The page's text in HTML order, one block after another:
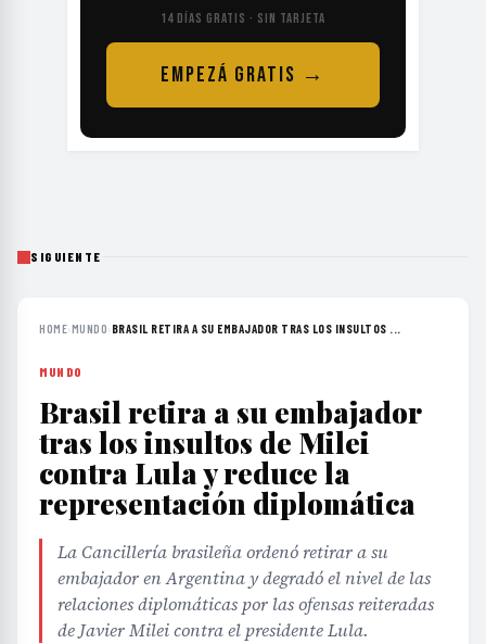
14 DÍAS GRATIS · SIN TARJETA
EMPEZÁ GRATIS →
SIGUIENTE
HOME›MUNDO› BRASIL RETIRA A SU EMBAJADOR TRAS LOS INSULTOS ...
MUNDO
Brasil retira a su embajador
tras los insultos de Milei
contra Lula y reduce la
representación diplomática
La Cancillería brasileña ordenó retirar a su
embajador en Argentina y degradó el nivel de las
relaciones diplomáticas por las ofensas reiteradas
de Javier Milei contra el presidente Lula.